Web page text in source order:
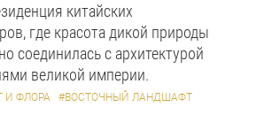
китайских
где красота дикой природы
соединилась с архитектурой
великой империи.
И ФЛОРА #ВОСТОЧНЫЙ ЛАНДШАФТ